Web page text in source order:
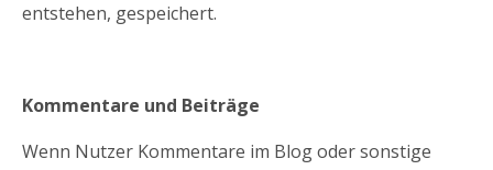
entstehen, gespeichert.
Kommentare und Beiträge
Wenn Nutzer Kommentare im Blog oder sonstige